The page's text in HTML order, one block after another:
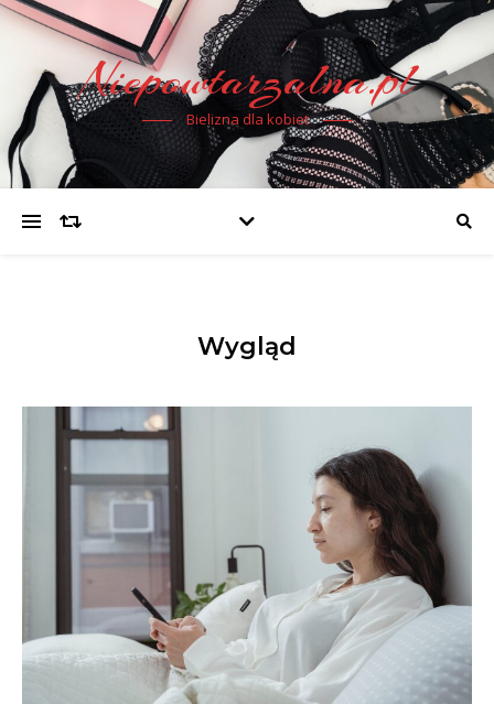
Niepowtarzalna.pl
Bielizna dla kobiet
Wygląd